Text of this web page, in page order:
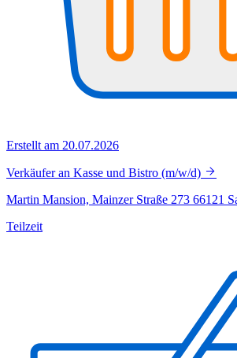
Erstellt am 20.07.2026
Verkäufer an Kasse und Bistro (m/w/d)
Martin Mansion, Mainzer Straße 273 66121
Teilzeit